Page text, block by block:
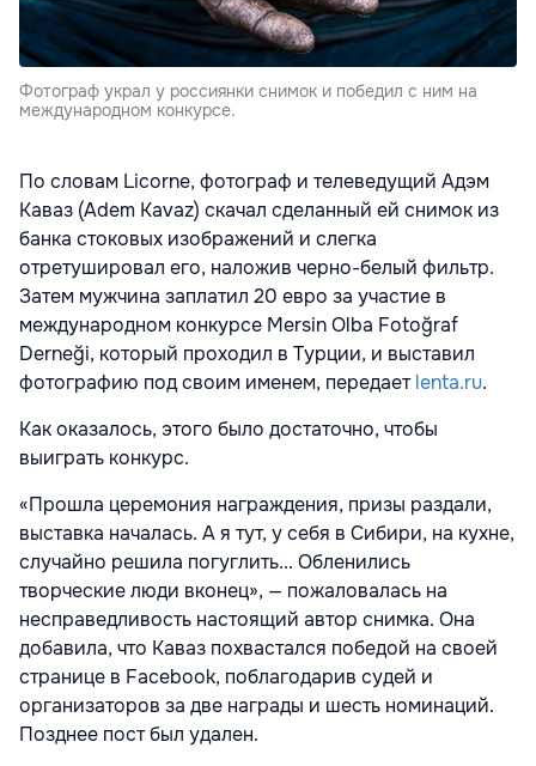
Фотограф украл у россиянки снимок и победил с ним на
международном конкурсе.
По словам Licorne, фотограф и телеведущий Адэм
Каваз (Adem Kavaz) скачал сделанный ей снимок из
банка стоковых изображений и слегка
отретушировал его, наложив черно-белый фильтр.
Затем мужчина заплатил 20 евро за участие в
международном конкурсе Mersin Olba Fotoğraf
Derneği, который проходил в Турции, и выставил
фотографию под своим именем, передаетlenta.ru.
Как оказалось, этого было достаточно, чтобы
выиграть конкурс.
«Прошла церемония награждения, призы раздали,
выставка началась. А я тут, у себя в Сибири, на кухне,
случайно решила погуглить... Обленились
творческие люди вконец», — пожаловалась на
несправедливость настоящий автор снимка. Она
добавила, что Каваз похвастался победой на своей
странице в Facebook, поблагодарив судей и
организаторов за две награды и шесть номинаций.
Позднее пост был удален.